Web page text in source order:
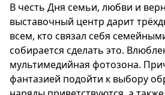
В честь Дня семьи, любви и
выставочный центр дарит
всем, кто связал себя
собирается сделать это.
мультимедийная фотозона.
фантазией подойти к выбору